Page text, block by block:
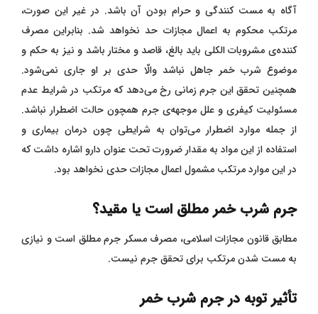
آگاه به مست‌ کنندگی و حرام بودن آن باشد. در غیر این صورت،
مرتکب محکوم به اعمال مجازات حد نخواهد شد. بنابراین مصرف
کننده‌ی مشروبات الکلی باید بالغ، قاصد و مختار باشد و نیز به حکم و
موضوع شرب خمر جاهل نباشد والّا حدی بر او جاری نمی‌شود.
همچنین تحقق این جرم زمانی رخ می‌دهد که مرتکب در شرایط عدم
مسئولیت کیفری و علل موجهه‌ی جرم همچون حالت اضطرار نباشد.
از جمله موارد اضطرار می‌توان به شرایطی چون درمان بیماری و
استفاده از این مواد به مقدار ضرورت تحت عنوان دارو اشاره داشت که
در این موارد مرتکب مشمول اعمال مجازات حدی نخواهد بود.
جرم شرب خمر مطلق است یا مقید؟
مطابق قانون مجازات اسلامی، مصرف مسکر جرم مطلق است و نیازی
به مست شدن مرتکب برای تحقق جرم نیست.
تأثیر توبه در جرم شرب خمر